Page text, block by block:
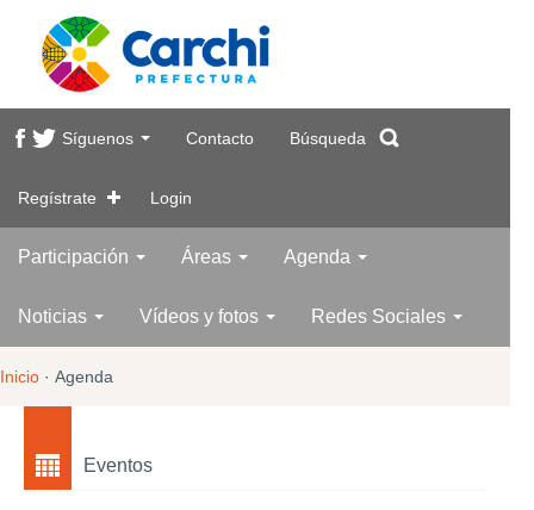
Síguenos Contacto Búsqueda
Regístrate Login
Participación Áreas Agenda
Noticias Vídeos y fotos Redes Sociales
Inicio · Agenda
Eventos